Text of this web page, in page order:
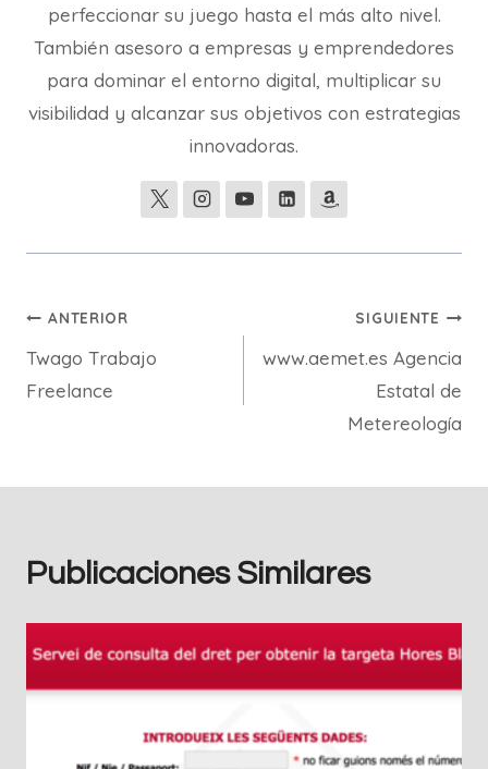
perfeccionar su juego hasta el más alto nivel.
También asesoro a empresas y emprendedores
para dominar el entorno digital, multiplicar su
visibilidad y alcanzar sus objetivos con estrategias
innovadoras.
Navegación
de
ANTERIOR
Twago Trabajo
Freelance
SIGUIENTE
www.aemet.es Agencia
Estatal de
Metereología
Publicaciones Similares